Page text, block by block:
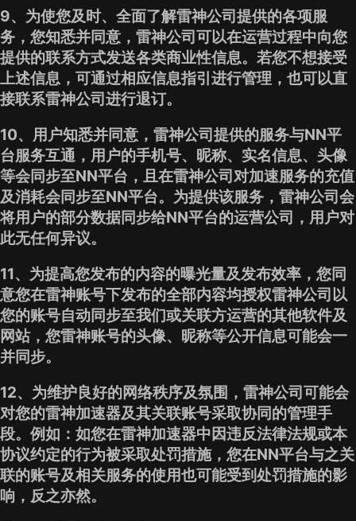
9、为使您及时、全面了解雷神公司提供的各项服
务，您知悉并同意，雷神公司可以在运营过程中向您
提供的联系方式发送各类商业性信息。若您不想接受
上述信息，可通过相应信息指引进行管理，也可以直
接联系雷神公司进行退订。
10、用户知悉并同意，雷神公司提供的服务与NN平
台服务互通，用户的手机号、昵称、实名信息、头像
等会同步至NN平台，且在雷神公司对加速服务的充值
及消耗会同步至NN平台。为提供该服务，雷神公司会
将用户的部分数据同步给NN平台的运营公司，用户对
此无任何异议。
11、为提高您发布的内容的曝光量及发布效率，您同
意您在雷神账号下发布的全部内容均授权雷神公司以
您的账号自动同步至我们或关联方运营的其他软件及
网站，您雷神账号的头像、昵称等公开信息可能会一
并同步。
12、为维护良好的网络秩序及氛围，雷神公司可能会
对您的雷神加速器及其关联账号采取协同的管理手
段。例如：如您在雷神加速器中因违反法律法规或本
协议约定的行为被采取处罚措施，您在NN平台与之关
联的账号及相关服务的使用也可能受到处罚措施的影
响，反之亦然。